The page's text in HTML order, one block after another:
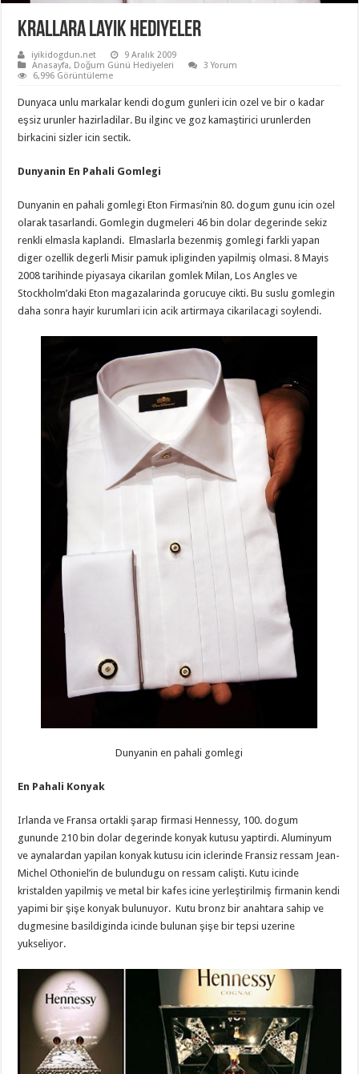
Krallara Layık Hediyeler
iyikidogdun.net
9 Aralık 2009
Anasayfa, Doğum Günü Hediyeleri
3 Yorum
6,996 Görüntüleme
Dunyaca unlu markalar kendi dogum gunleri icin ozel ve bir o kadar
eşsiz urunler hazirladilar. Bu ilginc ve goz kamaştirici urunlerden
birkacini sizler icin sectik.
Dunyanin En Pahali Gomlegi
Dunyanin en pahali gomlegi Eton Firmasi’nin 80. dogum gunu icin ozel
olarak tasarlandi. Gomlegin dugmeleri 46 bin dolar degerinde sekiz
renkli elmasla kaplandi. Elmaslarla bezenmiş gomlegi farkli yapan
diger ozellik degerli Misir pamuk ipliginden yapilmiş olmasi. 8 Mayis
2008 tarihinde piyasaya cikarilan gomlek Milan, Los Angles ve
Stockholm’daki Eton magazalarinda gorucuye cikti. Bu suslu gomlegin
daha sonra hayir kurumlari icin acik artirmaya cikarilacagi soylendi.
Dunyanin en pahali gomlegi
En Pahali Konyak
Irlanda ve Fransa ortakli şarap firmasi Hennessy, 100. dogum
gununde 210 bin dolar degerinde konyak kutusu yaptirdi. Aluminyum
ve aynalardan yapilan konyak kutusu icin iclerinde Fransiz ressam Jean-
Michel Othoniel’in de bulundugu on ressam calişti. Kutu icinde
kristalden yapilmiş ve metal bir kafes icine yerleştirilmiş firmanin kendi
yapimi bir şişe konyak bulunuyor. Kutu bronz bir anahtara sahip ve
dugmesine basildiginda icinde bulunan şişe bir tepsi uzerine
yukseliyor.